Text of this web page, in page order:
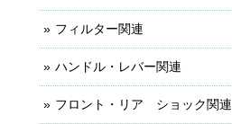
フィルター関連
ハンドル・レバー関連
フロント・リア ショック関連